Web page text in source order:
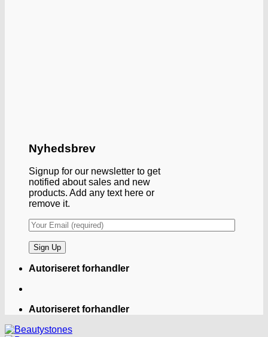
Nyhedsbrev
Signup for our newsletter to get
notified about sales and new
products. Add any text here or
remove it.
Autoriseret forhandler
Autoriseret forhandler